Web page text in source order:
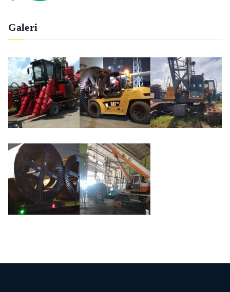
Galeri